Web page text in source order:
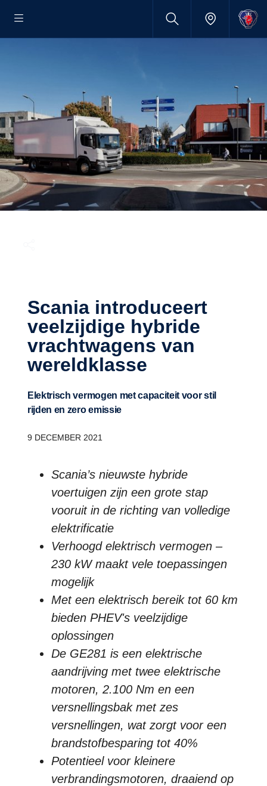
Scania introduceert
veelzijdige hybride
vrachtwagens van
wereldklasse
Elektrisch vermogen met capaciteit voor stil
rijden en zero emissie
9 DECEMBER 2021
Scania’s nieuwste hybride
voertuigen zijn een grote stap
vooruit in de richting van volledige
elektrificatie
Verhoogd elektrisch vermogen –
230 kW maakt vele toepassingen
mogelijk
Met een elektrisch bereik tot 60 km
bieden PHEV's veelzijdige
oplossingen
De GE281 is een elektrische
aandrijving met twee elektrische
motoren, 2.100 Nm en een
versnellingsbak met zes
versnellingen, wat zorgt voor een
brandstofbesparing tot 40%
Potentieel voor kleinere
verbrandingsmotoren, draaiend op